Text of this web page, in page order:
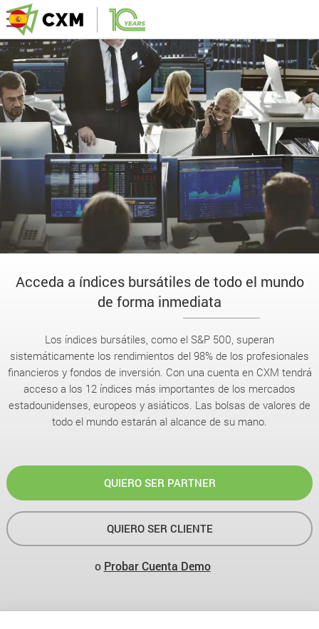
Acceda a índices bursátiles de todo el mundo
de forma inmediata
Los índices bursátiles, como el S&P 500, superan
sistemáticamente los rendimientos del 98% de los profesionales
financieros y fondos de inversión. Con una cuenta en CXM tendrá
acceso a los 12 índices más importantes de los mercados
estadounidenses, europeos y asiáticos. Las bolsas de valores de
todo el mundo estarán al alcance de su mano.
QUIERO SER PARTNER
QUIERO SER CLIENTE
o Probar Cuenta Demo